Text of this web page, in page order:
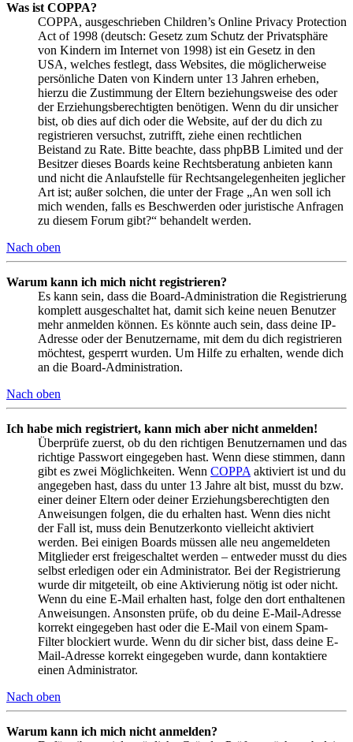
Was ist COPPA?
COPPA, ausgeschrieben Children’s Online Privacy Protection
Act of 1998 (deutsch: Gesetz zum Schutz der Privatsphäre
von Kindern im Internet von 1998) ist ein Gesetz in den
USA, welches festlegt, dass Websites, die möglicherweise
persönliche Daten von Kindern unter 13 Jahren erheben,
hierzu die Zustimmung der Eltern beziehungsweise des oder
der Erziehungsberechtigten benötigen. Wenn du dir unsicher
bist, ob dies auf dich oder die Website, auf der du dich zu
registrieren versuchst, zutrifft, ziehe einen rechtlichen
Beistand zu Rate. Bitte beachte, dass phpBB Limited und der
Besitzer dieses Boards keine Rechtsberatung anbieten kann
und nicht die Anlaufstelle für Rechtsangelegenheiten jeglicher
Art ist; außer solchen, die unter der Frage „An wen soll ich
mich wenden, falls es Beschwerden oder juristische Anfragen
zu diesem Forum gibt?“ behandelt werden.
Nach oben
Warum kann ich mich nicht registrieren?
Es kann sein, dass die Board-Administration die Registrierung
komplett ausgeschaltet hat, damit sich keine neuen Benutzer
mehr anmelden können. Es könnte auch sein, dass deine IP-
Adresse oder der Benutzername, mit dem du dich registrieren
möchtest, gesperrt wurden. Um Hilfe zu erhalten, wende dich
an die Board-Administration.
Nach oben
Ich habe mich registriert, kann mich aber nicht anmelden!
Überprüfe zuerst, ob du den richtigen Benutzernamen und das
richtige Passwort eingegeben hast. Wenn diese stimmen, dann
gibt es zwei Möglichkeiten. Wenn COPPA aktiviert ist und du
angegeben hast, dass du unter 13 Jahre alt bist, musst du bzw.
einer deiner Eltern oder deiner Erziehungsberechtigten den
Anweisungen folgen, die du erhalten hast. Wenn dies nicht
der Fall ist, muss dein Benutzerkonto vielleicht aktiviert
werden. Bei einigen Boards müssen alle neu angemeldeten
Mitglieder erst freigeschaltet werden – entweder musst du dies
selbst erledigen oder ein Administrator. Bei der Registrierung
wurde dir mitgeteilt, ob eine Aktivierung nötig ist oder nicht.
Wenn du eine E-Mail erhalten hast, folge den dort enthaltenen
Anweisungen. Ansonsten prüfe, ob du deine E-Mail-Adresse
korrekt eingegeben hast oder die E-Mail von einem Spam-
Filter blockiert wurde. Wenn du dir sicher bist, dass deine E-
Mail-Adresse korrekt eingegeben wurde, dann kontaktiere
einen Administrator.
Nach oben
Warum kann ich mich nicht anmelden?